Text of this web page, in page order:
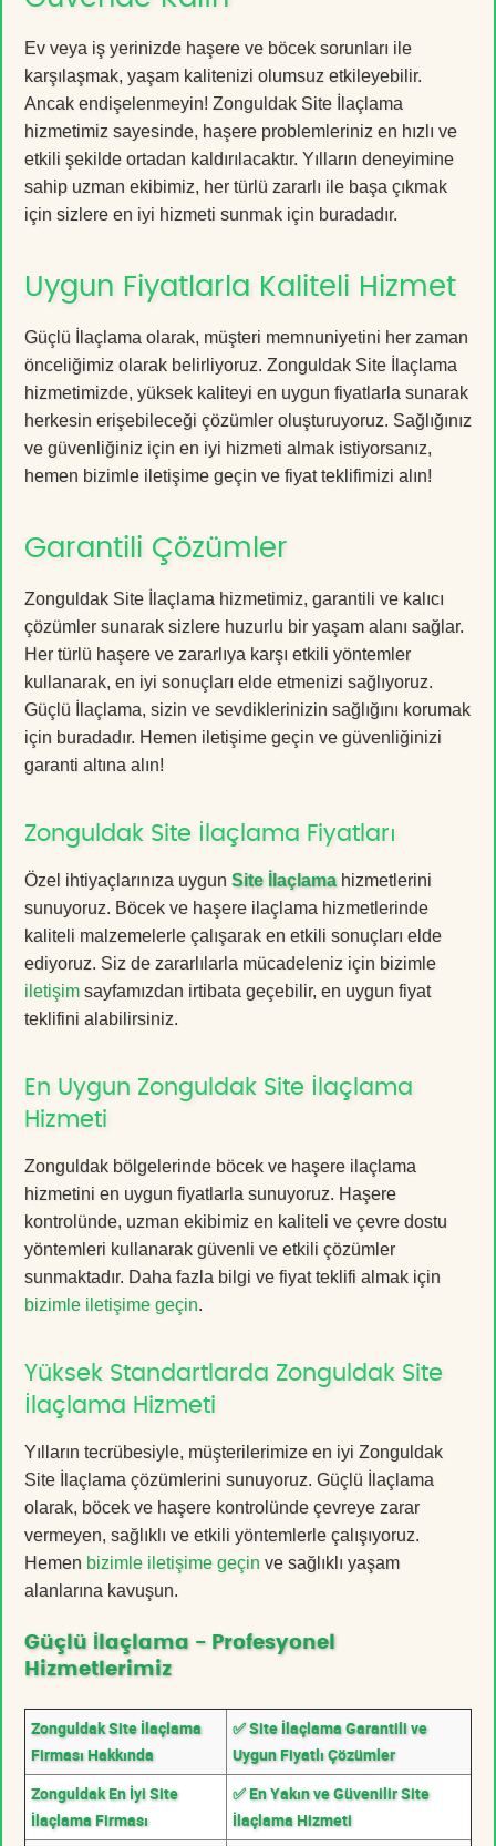
Ev veya iş yerinizde haşere ve böcek sorunları ile
karşılaşmak, yaşam kalitenizi olumsuz etkileyebilir.
Ancak endişelenmeyin! Zonguldak Site İlaçlama
hizmetimiz sayesinde, haşere problemleriniz en hızlı ve
etkili şekilde ortadan kaldırılacaktır. Yılların deneyimine
sahip uzman ekibimiz, her türlü zararlı ile başa çıkmak
için sizlere en iyi hizmeti sunmak için buradadır.
Uygun Fiyatlarla Kaliteli Hizmet
Güçlü İlaçlama olarak, müşteri memnuniyetini her zaman
önceliğimiz olarak belirliyoruz. Zonguldak Site İlaçlama
hizmetimizde, yüksek kaliteyi en uygun fiyatlarla sunarak
herkesin erişebileceği çözümler oluşturuyoruz. Sağlığınız
ve güvenliğiniz için en iyi hizmeti almak istiyorsanız,
hemen bizimle iletişime geçin ve fiyat teklifimizi alın!
Garantili Çözümler
Zonguldak Site İlaçlama hizmetimiz, garantili ve kalıcı
çözümler sunarak sizlere huzurlu bir yaşam alanı sağlar.
Her türlü haşere ve zararlıya karşı etkili yöntemler
kullanarak, en iyi sonuçları elde etmenizi sağlıyoruz.
Güçlü İlaçlama, sizin ve sevdiklerinizin sağlığını korumak
için buradadır. Hemen iletişime geçin ve güvenliğinizi
garanti altına alın!
Zonguldak Site İlaçlama Fiyatları
Özel ihtiyaçlarınıza uygun Site İlaçlamahizmetlerini
sunuyoruz. Böcek ve haşere ilaçlama hizmetlerinde
kaliteli malzemelerle çalışarak en etkili sonuçları elde
ediyoruz. Siz de zararlılarla mücadeleniz için bizimle
iletişim sayfamızdan irtibata geçebilir, en uygun fiyat
teklifini alabilirsiniz.
En Uygun Zonguldak Site İlaçlama
Hizmeti
Zonguldak bölgelerinde böcek ve haşere ilaçlama
hizmetini en uygun fiyatlarla sunuyoruz. Haşere
kontrolünde, uzman ekibimiz en kaliteli ve çevre dostu
yöntemleri kullanarak güvenli ve etkili çözümler
sunmaktadır. Daha fazla bilgi ve fiyat teklifi almak için
bizimle iletişime geçin.
Yüksek Standartlarda Zonguldak Site
İlaçlama Hizmeti
Yılların tecrübesiyle, müşterilerimize en iyi Zonguldak
Site İlaçlama çözümlerini sunuyoruz. Güçlü İlaçlama
olarak, böcek ve haşere kontrolünde çevreye zarar
vermeyen, sağlıklı ve etkili yöntemlerle çalışıyoruz.
Hemen bizimle iletişime geçin ve sağlıklı yaşam
alanlarına kavuşun.
Güçlü İlaçlama - Profesyonel
Hizmetlerimiz
Zonguldak Site İlaçlama
Firması Hakkında
✅ Site İlaçlama Garantili ve
Uygun Fiyatlı Çözümler
Zonguldak En İyi Site
İlaçlama Firması
✅ En Yakın ve Güvenilir Site
İlaçlama Hizmeti